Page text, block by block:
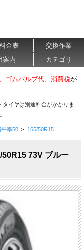
金表
交換作業
案内 カテゴリ
ゴムバルブ代、消費税が
イヤは別途料金がかかりま
平率50 > 165/50R15
73V ブルー